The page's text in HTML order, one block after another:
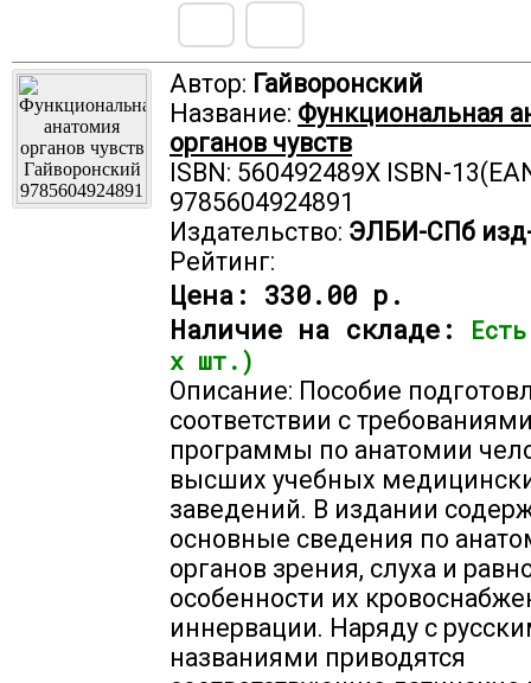
Автор: Гайворонский
Название: Функциональная
органов чувств
ISBN: 560492489X ISBN-
9785604924891
Издательство: ЭЛБИ-СПб
Рейтинг:
Цена: 330.00 р.
Наличие на складе:
х шт.)
Описание: Пособие
соответствии с
программы по анатомии
высших учебных
заведений. В издании
основные сведения по
органов зрения, слуха и
особенности их
иннервации. Наряду с
названиями приводятся